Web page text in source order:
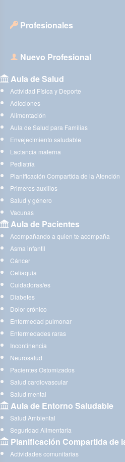
Profesionales
Nuevo Profesional
Aula de Salud
Actividad Física y Deporte
Adicciones
Alimentación
Aula de Salud para Familias
Envejecimiento saludable
Lactancia materna
Pediatría
Planificación Compartida de la Atención
Primeros auxilios
Salud y género
Vacunas
Aula de Pacientes
Acompañando a quien te acompaña
Asma infantil
Cáncer
Celiaquía
Cuidadoras/es
Diabetes
Dolor crónico
Enfermedad pulmonar
Enfermedades raras
Incontinencia
Neurosalud
Pacientes Ostomizados
Salud cardiovascular
Salud mental
Aula de Entorno Saludable
Salud Ambiental
Seguridad Alimentaria
Planificación Compartida de
Actividades comunitarias